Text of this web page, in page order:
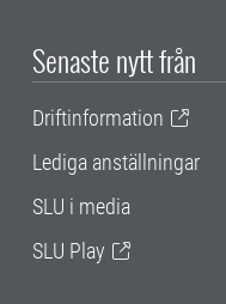
Senaste nytt från
Driftinformation
Lediga anställningar
SLU i media
SLU Play